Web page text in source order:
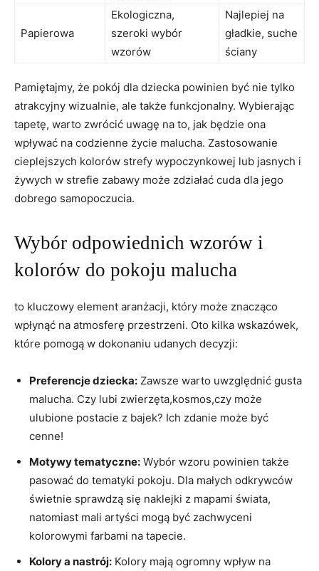
Papierowa
Ekologiczna,
szeroki wybór‌
wzorów
Najlepiej na
gładkie, suche
ściany
Pamiętajmy, że pokój dla‌ dziecka powinien być nie⁢ tylko
atrakcyjny wizualnie, ale⁢ także funkcjonalny. Wybierając
tapetę, warto zwrócić uwagę na to, ⁤jak będzie ona
wpływać na codzienne życie⁢ malucha. Zastosowanie
‌cieplejszych kolorów strefy wypoczynkowej lub jasnych i
żywych w strefie zabawy może zdziałać cuda⁣ dla jego
dobrego samopoczucia.
Wybór⁣ odpowiednich ​wzorów i⁣
kolorów‌ do pokoju malucha
to kluczowy element aranżacji, który ⁢może znacząco
wpłynąć ⁢na atmosferę przestrzeni. Oto kilka wskazówek,
które ⁢pomogą w dokonaniu udanych ​decyzji:
Preferencje dziecka: Zawsze warto uwzględnić gusta
⁣malucha. Czy lubi zwierzęta,kosmos,czy może
ulubione postacie z⁣ bajek? ‍Ich ⁤zdanie może być
⁢cenne!
Motywy tematyczne: Wybór wzoru powinien także
pasować do tematyki pokoju.⁣ Dla małych odkrywców
świetnie sprawdzą się naklejki z mapami świata,
natomiast ‌mali ⁢artyści ‍mogą być zachwyceni
kolorowymi farbami na tapecie.
Kolory ⁢a⁤ nastrój: Kolory mają ogromny wpływ na